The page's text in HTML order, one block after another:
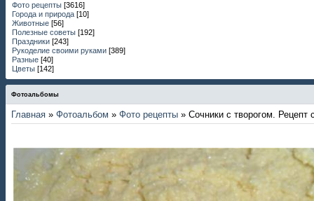
Фото рецепты [3616]
Города и природа [10]
Животные [56]
Полезные советы [192]
Праздники [243]
Рукоделие своими руками [389]
Разные [40]
Цветы [142]
Фотоальбомы
Главная » Фотоальбом » Фото рецепты » Сочники с творогом. Рецепт